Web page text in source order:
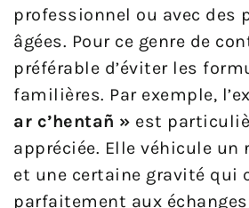
professionnel ou avec des
âgées. Pour ce genre de
préférable d’éviter les
familières. Par exemple,
ar c’hentañ » est
appréciée. Elle véhicule un
et une certaine gravité qui
parfaitement aux